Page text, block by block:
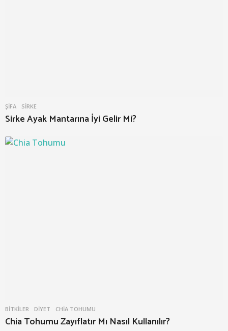
ŞIFA SIRKE
Sirke Ayak Mantarına İyi Gelir Mi?
BITKILER ,DIYET CHIA TOHUMU
Chia Tohumu Zayıflatır Mı Nasıl Kullanılır?